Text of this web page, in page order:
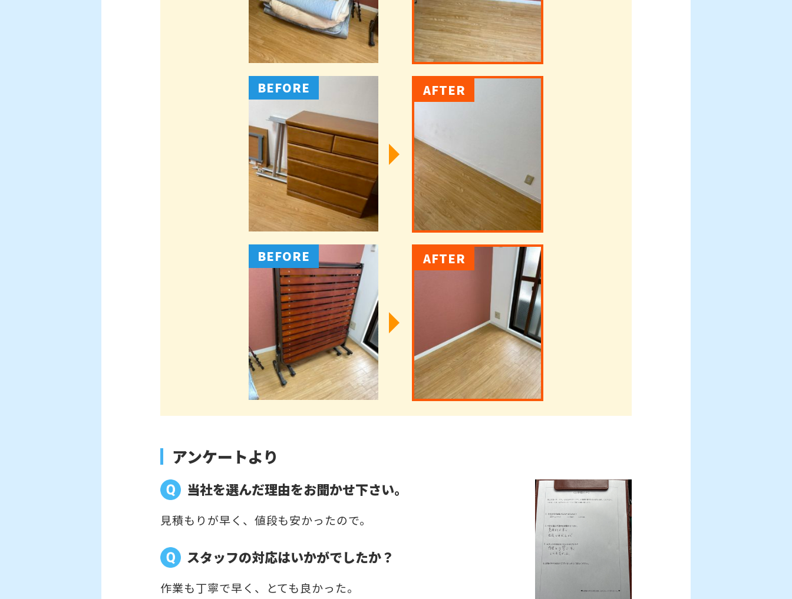
アンケートより
当社を選んだ理由をお聞かせ下さい。
見積もりが早く、値段も安かったので。
スタッフの対応はいかがでしたか？
作業も丁寧で早く、とても良かった。